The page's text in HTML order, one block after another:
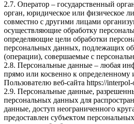
2.7. Оператор – государственный
орган, юридическое или физическое
совместно с другими лицами
осуществляющие обработку
определяющие цели обработки
персональных данных, подлежащих
(операции), совершаемые с
2.8. Персональные данные – любая
прямо или косвенно к определенному
Пользователю веб-сайта https://interpol-
2.9. Персональные данные,
персональных данных для
данные, доступ неограниченного
предоставлен субъектом